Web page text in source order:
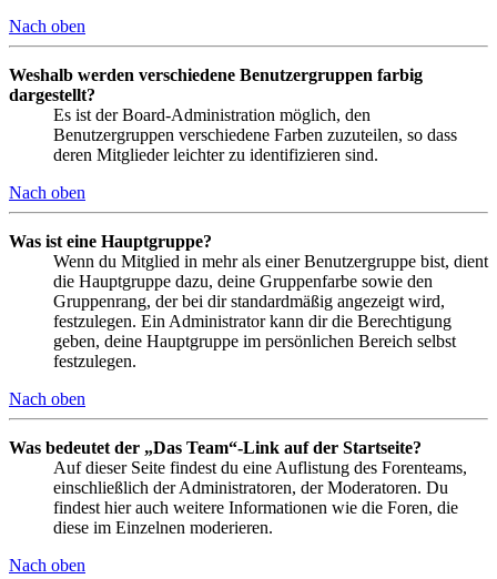
Nach oben
Weshalb werden verschiedene Benutzergruppen farbig
dargestellt?
Es ist der Board-Administration möglich, den
Benutzergruppen verschiedene Farben zuzuteilen, so dass
deren Mitglieder leichter zu identifizieren sind.
Nach oben
Was ist eine Hauptgruppe?
Wenn du Mitglied in mehr als einer Benutzergruppe bist, dient
die Hauptgruppe dazu, deine Gruppenfarbe sowie den
Gruppenrang, der bei dir standardmäßig angezeigt wird,
festzulegen. Ein Administrator kann dir die Berechtigung
geben, deine Hauptgruppe im persönlichen Bereich selbst
festzulegen.
Nach oben
Was bedeutet der „Das Team“-Link auf der Startseite?
Auf dieser Seite findest du eine Auflistung des Forenteams,
einschließlich der Administratoren, der Moderatoren. Du
findest hier auch weitere Informationen wie die Foren, die
diese im Einzelnen moderieren.
Nach oben